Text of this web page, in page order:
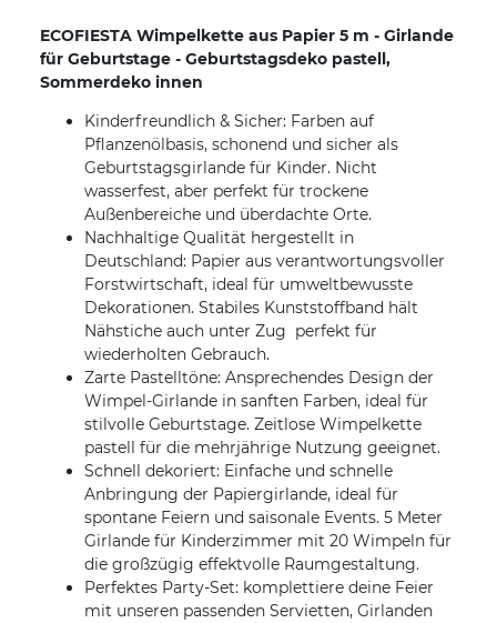
ECOFIESTA Wimpelkette aus Papier 5 m - Girlande
für Geburtstage - Geburtstagsdeko pastell,
Sommerdeko innen
Kinderfreundlich & Sicher: Farben auf
Pflanzenölbasis, schonend und sicher als
Geburtstagsgirlande für Kinder. Nicht
wasserfest, aber perfekt für trockene
Außenbereiche und überdachte Orte.
Nachhaltige Qualität hergestellt in
Deutschland: Papier aus verantwortungsvoller
Forstwirtschaft, ideal für umweltbewusste
Dekorationen. Stabiles Kunststoffband hält
Nähstiche auch unter Zug  perfekt für
wiederholten Gebrauch.
Zarte Pastelltöne: Ansprechendes Design der
Wimpel-Girlande in sanften Farben, ideal für
stilvolle Geburtstage. Zeitlose Wimpelkette
pastell für die mehrjährige Nutzung geeignet.
Schnell dekoriert: Einfache und schnelle
Anbringung der Papiergirlande, ideal für
spontane Feiern und saisonale Events. 5 Meter
Girlande für Kinderzimmer mit 20 Wimpeln für
die großzügig effektvolle Raumgestaltung.
Perfektes Party-Set: komplettiere deine Feier
mit unseren passenden Servietten, Girlanden